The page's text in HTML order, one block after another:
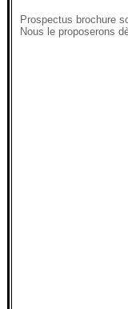
Prospectus brochure
Nous le proposerons